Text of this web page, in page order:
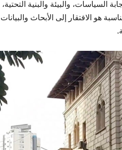
والبيئة والبنية
هو الافتقار إلى الأبحاث